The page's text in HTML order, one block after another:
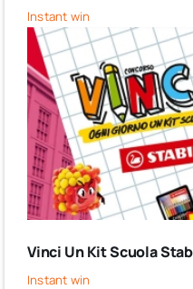
Instant win
Vinci Un Kit Scuola
Instant win